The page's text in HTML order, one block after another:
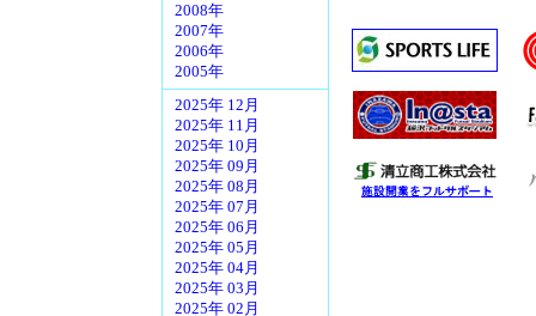
2008年
2007年
2006年
2005年
2025年 12月
2025年 11月
2025年 10月
2025年 09月
2025年 08月
2025年 07月
2025年 06月
2025年 05月
2025年 04月
2025年 03月
2025年 02月